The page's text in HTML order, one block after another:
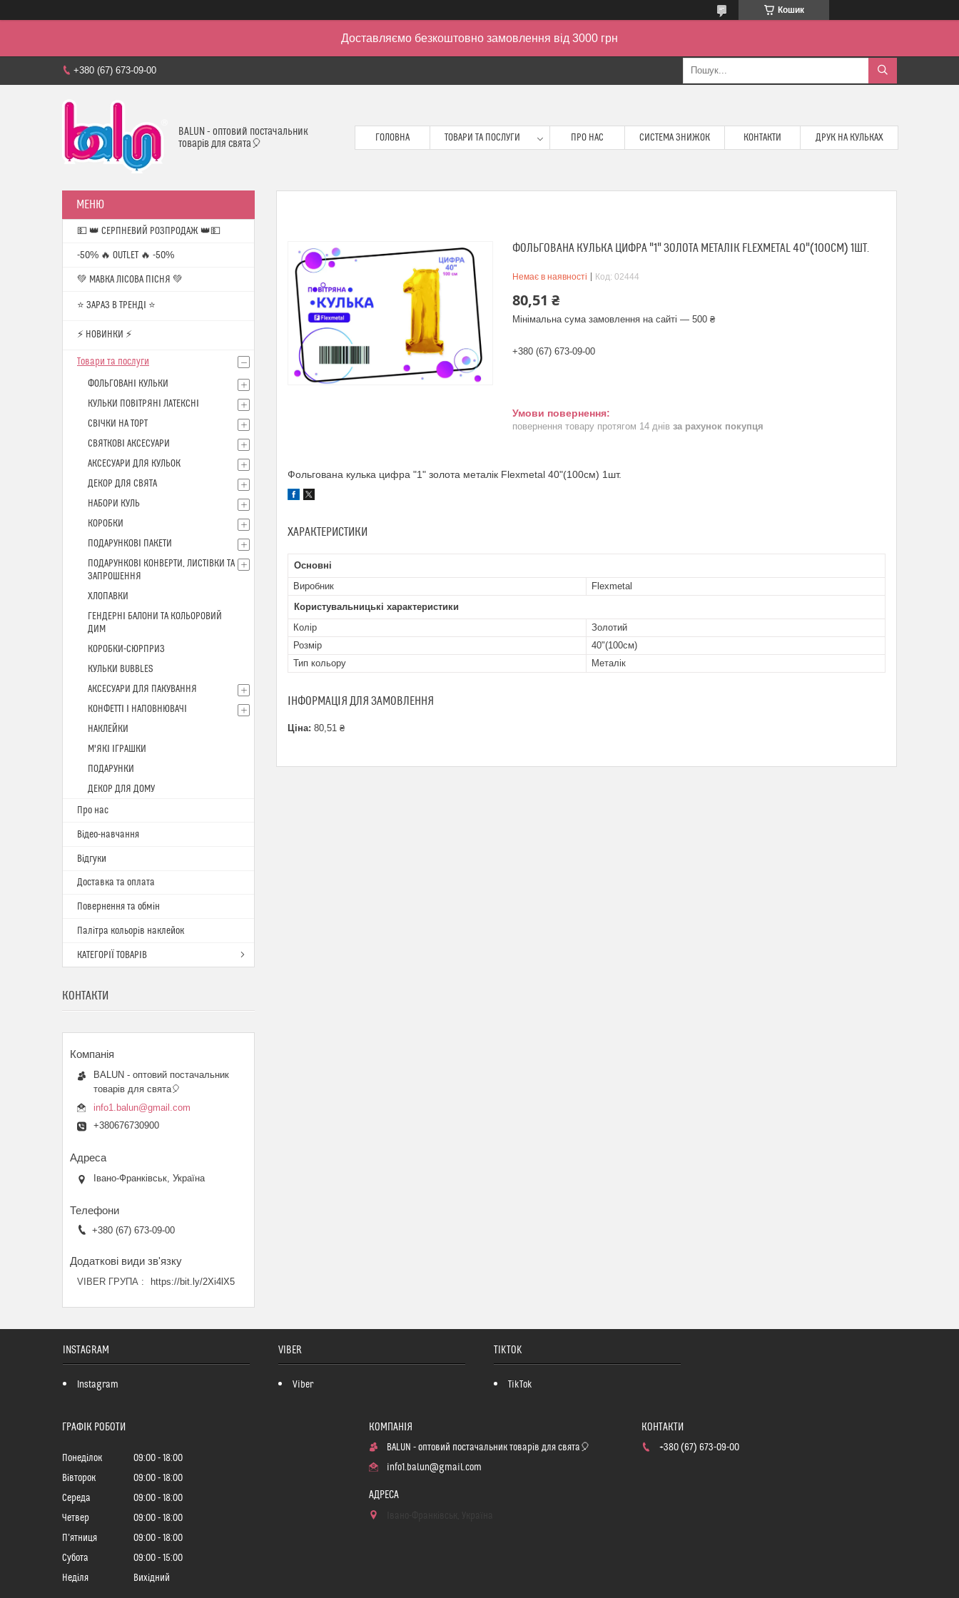
Кошик
Доставляємо безкоштовно замовлення від 3000 грн
+380 (67) 673-09-00
BALUN - оптовий постачальник
товарів для свята🎈
ГОЛОВНА ТОВАРИ ТА ПОСЛУГИ ПРО НАС СИСТЕМА ЗНИЖОК КОНТАКТИ ДРУК НА КУЛЬКАХ
ФОЛЬГОВАНА КУЛЬКА ЦИФРА "1" ЗОЛОТА МЕТАЛІК FLEXMETAL 40"(100СМ) 1ШТ.
Немає в наявності Код: 02444
80,51 ₴
Мінімальна сума замовлення на сайті — 500 ₴
+380 (67) 673-09-00
повернення товару протягом 14 днів за рахунок покупця
Фольгована кулька цифра "1" золота металік Flexmetal 40"(100см) 1шт.
ХАРАКТЕРИСТИКИ
Основні
Виробник
Flexmetal
Користувальницькі характеристики
Колір
Золотий
Розмір
40"(100см)
Тип кольору
Металік
ІНФОРМАЦІЯ ДЛЯ ЗАМОВЛЕННЯ
Ціна: 80,51 ₴
💵 👑 СЕРПНЕВИЙ РОЗПРОДАЖ 👑💵
-50% 🔥 OUTLET 🔥 -50%
💚 МАВКА ЛІСОВА ПІСНЯ 💚
⭐️ ЗАРАЗ В ТРЕНДІ ⭐️
⚡ НОВИНКИ ⚡
Товари та послуги
ФОЛЬГОВАНІ КУЛЬКИ
КУЛЬКИ ПОВІТРЯНІ ЛАТЕКСНІ
СВІЧКИ НА ТОРТ
СВЯТКОВІ АКСЕСУАРИ
АКСЕСУАРИ ДЛЯ КУЛЬОК
ДЕКОР ДЛЯ СВЯТА
НАБОРИ КУЛЬ
КОРОБКИ
ПОДАРУНКОВІ ПАКЕТИ
ПОДАРУНКОВІ КОНВЕРТИ, ЛИСТІВКИ ТА
ЗАПРОШЕННЯ
ХЛОПАВКИ
ГЕНДЕРНІ БАЛОНИ ТА КОЛЬОРОВИЙ
ДИМ
КОРОБКИ-СЮРПРИЗ
КУЛЬКИ BUBBLES
АКСЕСУАРИ ДЛЯ ПАКУВАННЯ
КОНФЕТТІ І НАПОВНЮВАЧІ
НАКЛЕЙКИ
М'ЯКІ ІГРАШКИ
ПОДАРУНКИ
ДЕКОР ДЛЯ ДОМУ
Про нас
Відео-навчання
Відгуки
Доставка та оплата
Повернення та обмін
Палітра кольорів наклейок
КАТЕГОРІЇ ТОВАРІВ
КОНТАКТИ
BALUN - оптовий постачальник
товарів для свята🎈
info1.balun@gmail.com
+380676730900
Івано-Франківськ, Україна
+380 (67) 673-09-00
VIBER ГРУПА https://bit.ly/2Xi4lX5
INSTAGRAM
Instagram
VIBER
Viber
TIKTOK
TikTok
ГРАФІК РОБОТИ
Понеділок 09:00
18:00
Вівторок
09:00
18:00
Середа
09:00
18:00
Четвер
09:00
18:00
Пʼятниця
09:00
18:00
Субота
09:00
15:00
Неділя
Вихідний
BALUN - оптовий постачальник товарів для свята🎈
info1.balun@gmail.com
+380 (67) 673-09-00